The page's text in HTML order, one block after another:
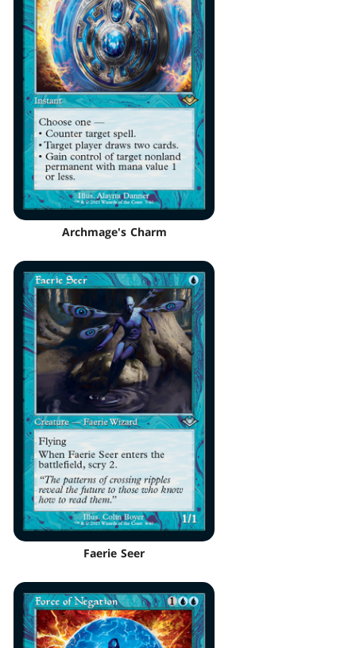
Archmage's Charm
Faerie Seer